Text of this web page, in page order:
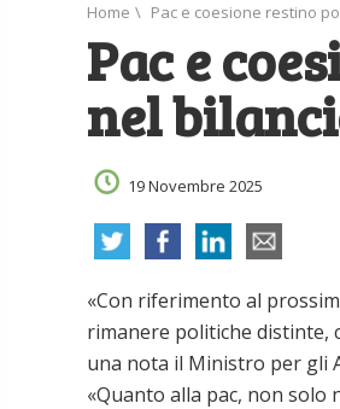
Home \ Pac e coesione restino
Pac e
nel
19 Novembre 2025
«Con riferimento al
rimanere politiche distinte,
una nota il Ministro per gli
«Quanto alla pac, non solo